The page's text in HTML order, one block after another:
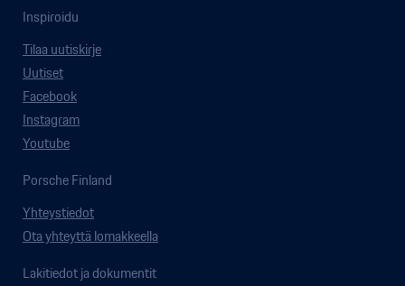
Inspiroidu
Tilaa uutiskirje
Uutiset
Facebook
Instagram
Youtube
Porsche Finland
Yhteystiedot
Ota yhteyttä lomakkeella
Lakitiedot ja dokumentit